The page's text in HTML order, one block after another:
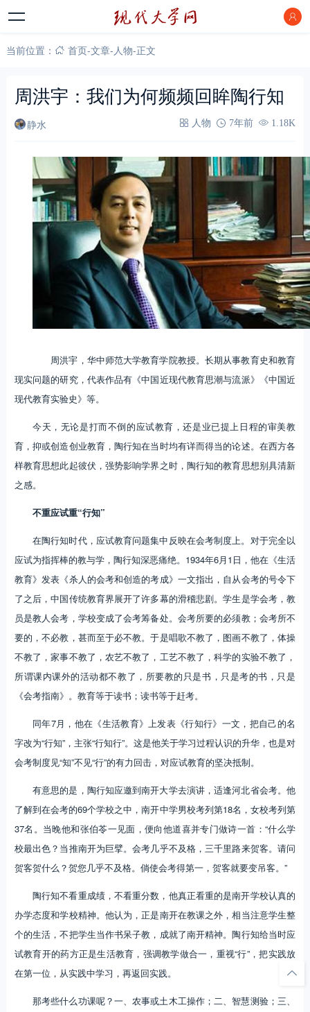
当前位置： 首页-文章-人物-正文
周洪宇：我们为何频频回眸陶行知
静水 人物 7年前 1.18K
周洪宇，华中师范大学教育学院教授。长期从事教育史和教育
现实问题的研究，代表作品有《中国近现代教育思潮与流派》《中国近
现代教育实验史》等。
今天，无论是打而不倒的应试教育，还是业已提上日程的审美教
育，抑或创造创业教育，陶行知在当时均有详而得当的论述。在西方各
样教育思想此起彼伏，强势影响学界之时，陶行知的教育思想别具清新
之感。
不重应试重“行知”
在陶行知时代，应试教育问题集中反映在会考制度上。对于完全以
应试为指挥棒的教与学，陶行知深恶痛绝。1934年6月1日，他在《生活
教育》发表《杀人的会考和创造的考成》一文指出，自从会考的号令下
了之后，中国传统教育界展开了许多幕的滑稽悲剧。学生是学会考，教
员是教人会考，学校变成了会考筹备处。会考所要的必须教；会考所不
要的，不必教，甚而至于必不教。于是唱歌不教了，图画不教了，体操
不教了，家事不教了，农艺不教了，工艺不教了，科学的实验不教了，
所谓课内课外的活动都不教了，所要教的只是书，只是考的书，只是
《会考指南》。教育等于读书；读书等于赶考。
同年7月，他在《生活教育》上发表《行知行》一文，把自己的名
字改为“行知”，主张“行知行”。这是他关于学习过程认识的升华，也是对
会考制度见“知”不见“行”的有力回击，对应试教育的坚决抵制。
有意思的是，陶行知应邀到南开大学去演讲，适逢河北省会考。他
了解到在会考的69个学校之中，南开中学男校考列第18名，女校考列第
37名。当晚他和张伯苓一见面，便向他道喜并专门做诗一首：“什么学
校最出色？当推南开为巨擘。会考几乎不及格，三千里路来贺客。请问
贺客贺什么？贺您几乎不及格。倘使会考得第一，贺客就要变吊客。”
陶行知不看重成绩，不看重分数，他真正看重的是南开学校认真的
办学态度和学校精神。他认为，正是南开在教课之外，相当注意学生整
个的生活，不把学生当作书呆子教，成就了南开精神。陶行知给当时应
试教育开的药方正是生活教育，强调教学做合一，重视“行”，把实践放
在第一位，从实践中学习，再返回实践。
那考些什么功课呢？一、农事或土木工操作；二、智慧测验；三、